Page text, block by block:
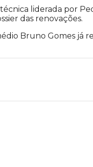
liderada por
das renovações.
Bruno Gomes já